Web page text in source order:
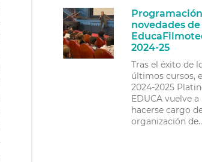
español. Director
primera
española…
novedades de
2024-25
Tras el éxito de
últimos cursos,
2024-2025
EDUCA vuelve a
hacerse cargo
organización de